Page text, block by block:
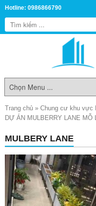
Hotline: 0986866790
Trang chủ » Chung cư khu vực
DỰ ÁN MULBERRY LANE MỖ
MULBERY LANE